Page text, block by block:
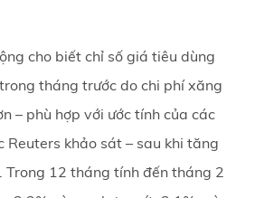
cho biết chỉ số giá tiêu dùng
tháng trước do chi phí xăng
– phù hợp với ước tính của các
Reuters khảo sát – sau khi tăng
12 tháng tính đến tháng 2